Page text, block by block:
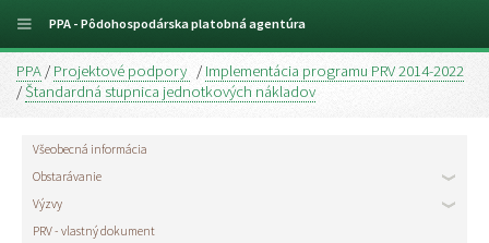
PPA / Projektové podpory / Implementácia programu PRV 2014-2022
/Štandardná stupnica jednotkových nákladov
Všeobecná informácia
Obstarávanie
Výzvy
PRV - vlastný dokument
PPA - Pôdohospodárska platobná agentúra